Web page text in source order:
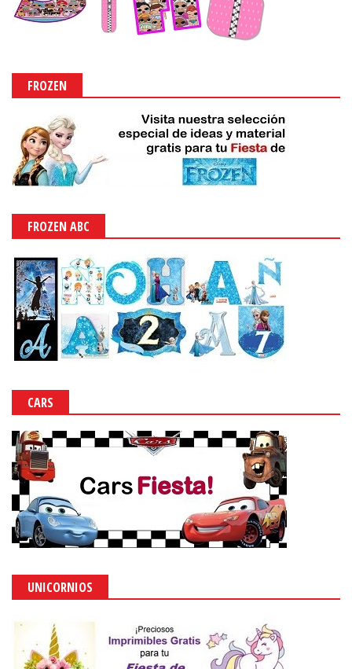
FROZEN
FROZEN ABC
CARS
UNICORNIOS